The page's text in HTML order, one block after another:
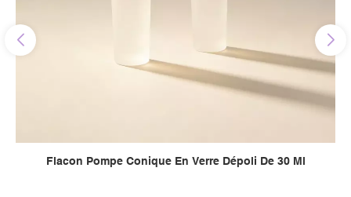
Flacon Pompe Conique En Verre Dépoli De 30 Ml